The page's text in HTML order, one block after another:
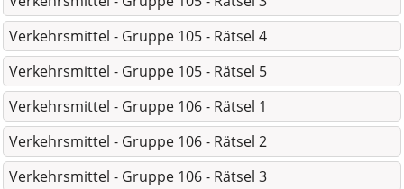
Verkehrsmittel - Gruppe 105 - Rätsel 4
Verkehrsmittel - Gruppe 105 - Rätsel 5
Verkehrsmittel - Gruppe 106 - Rätsel 1
Verkehrsmittel - Gruppe 106 - Rätsel 2
Verkehrsmittel - Gruppe 106 - Rätsel 3